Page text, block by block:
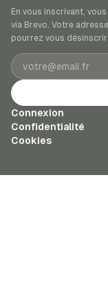
En vous inscrivant,
via Brevo. Votre
pourrez vous
Adresse e-mail
Connexion
Confidentialité
Cookies